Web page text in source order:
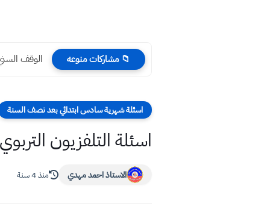
📁 مشاركات منوعه الوقف السني
اسئلة شهرية سادس ابتدائي بعد نصف السنة
اسئلة التلفزيون
الاستاذ احمد مهدي منذ 4 سنة